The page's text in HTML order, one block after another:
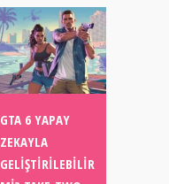
GTA 6 YAPAY
ZEKAYLA
GELIŞTIRILEBILIR